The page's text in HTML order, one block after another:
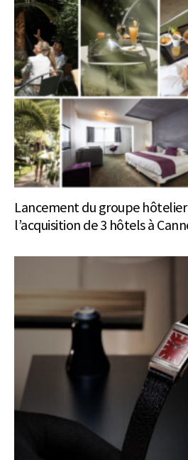
Lancement du groupe
l’acquisition de 3 hôtels à